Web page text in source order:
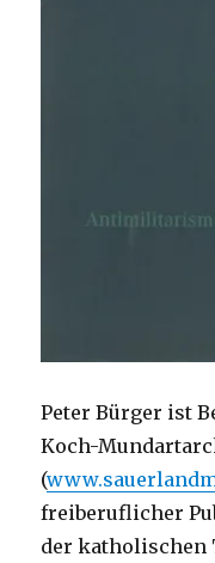
Peter Bürger ist
Koch-
(
freiberuflicher
der katholischen